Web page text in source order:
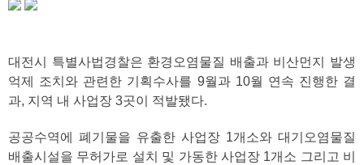
대전시 특별사법경찰은 환경오염물질 배출과 비산먼지 발생
억제 조치와 관련한 기획수사를 9월과 10월 연속 진행한 결
과, 지역 내 사업장 3곳이 적발됐다.
공공수역에 폐기물을 유출한 사업장 1개소와 대기오염물질
배출시설을 무허가로 설치 및 가동한 사업장 1개소 그리고 비